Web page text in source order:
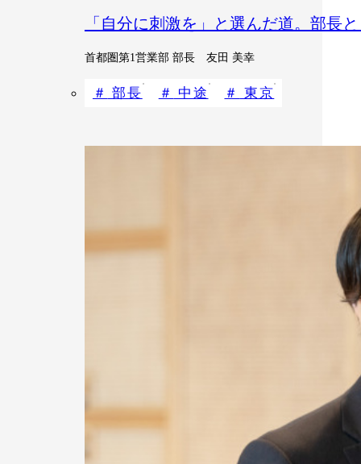
「自分に刺激を」と選んだ道。部長
首都圏第1営業部 部長 友田 美幸
部長 中途 東京